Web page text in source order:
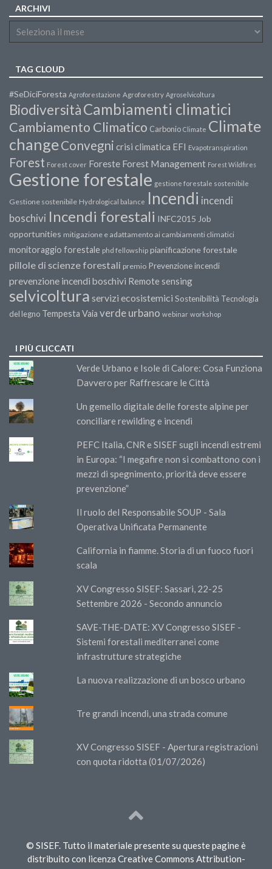
ARCHIVI
TAG CLOUD
#SeDiciForesta Agroforestazione Agroforestry Agroselvicoltura
BiodiversitàCambiamenti climatici
Cambiamento Climatico Carbonio Climate Climate
changeConvegni crisi climatica EFI Evapotranspiration
Forest Forest cover Foreste Forest Management Forest Wildfires
Gestione forestale gestione forestale sostenibile
Gestione sostenibile Hydrological balance Incendi incendi
boschivi Incendi forestali INFC2015 Job
opportunities mitigazione e adattamento ai cambiamenti climatici
monitoraggio forestale phd fellowship pianificazione forestale
pillole di scienze forestali premio Prevenzione incendi
prevenzione incendi boschivi Remote sensing
selvicoltura servizi ecosistemici Sostenibilità Tecnologia
del legno Tempesta Vaia verde urbano webinar workshop
I PIÙ CLICCATI
Verde Urbano e Isole di Calore: Cosa Funziona
Davvero per Raffrescare le Città
Un gemello digitale delle foreste alpine per
conciliare rewilding e incendi
PEFC Italia, CNR e SISEF sugli incendi estremi
in Europa: “I megafire non si combattono con i
mezzi di spegnimento, priorità deve essere
prevenzione”
Il ruolo del Responsabile SOUP - Sala
Operativa Unificata Permanente
California in fiamme. Storia di un fuoco fuori
scala
XV Congresso SISEF: Sassari, 22-25
Settembre 2026 - Secondo annuncio
SAVE-THE-DATE: XV Congresso SISEF -
Sistemi forestali mediterranei come
infrastrutture strategiche
La nuova realizzazione di un bosco urbano
Tre grandi incendi, una strada comune
XV Congresso SISEF - Apertura registrazioni
con quota ridotta (01/07/2026)
© SISEF. Tutto il materiale presente su queste pagine è
distribuito con licenza Creative Commons Attribution-